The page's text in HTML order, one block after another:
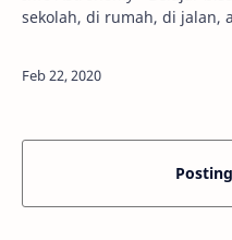
sekolah, di rumah, di jalan,